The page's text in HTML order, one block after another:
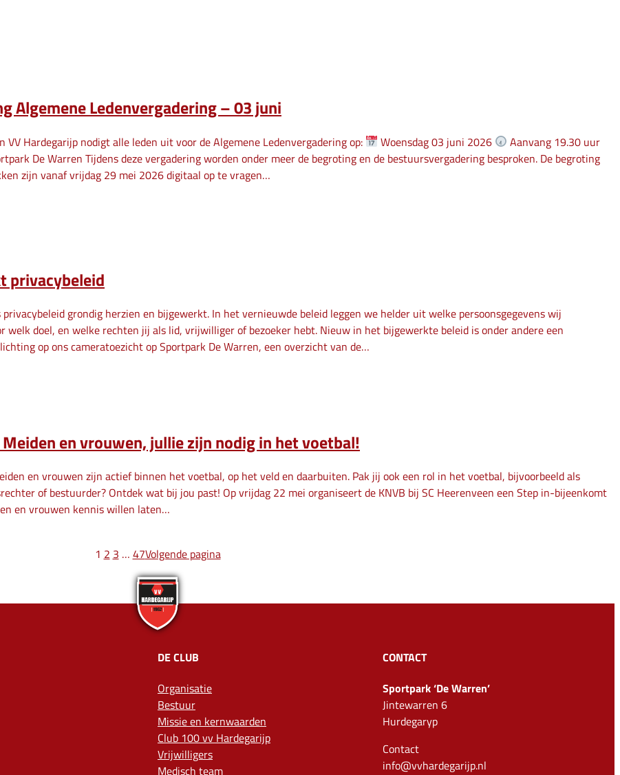
Algemene Ledenvergadering – 03 juni
VV Hardegarijp nodigt alle leden uit voor de Algemene Ledenvergadering op: Woensdag 03 juni 2026
Aanvang 19.30 uur
De Warren Tijdens deze vergadering worden onder meer de begroting en de bestuursvergadering besproken. De begroting
zijn vanaf vrijdag 29 mei 2026 digitaal op te vragen…
privacybeleid
privacybeleid grondig herzien en bijgewerkt. In het vernieuwde beleid leggen we helder uit welke persoonsgegevens wij
welk doel, en welke rechten jij als lid, vrijwilliger of bezoeker hebt. Nieuw in het bijgewerkte beleid is onder andere een
op ons cameratoezicht op Sportpark De Warren, een overzicht van de…
Meiden en vrouwen, jullie zijn nodig in het voetbal!
en vrouwen zijn actief binnen het voetbal, op het veld en daarbuiten. Pak jij ook een rol in het voetbal, bijvoorbeeld als
of bestuurder? Ontdek wat bij jou past! Op vrijdag 22 mei organiseert de KNVB bij SC Heerenveen een Step in-bijeenkomt
en vrouwen kennis willen laten…
1 2 3 … 47Volgende pagina
DE CLUB
Organisatie
Bestuur
Missie en kernwaarden
Club 100 vv Hardegarijp
Vrijwilligers
Medisch team
CONTACT
Sportpark ‘De Warren’
Jintewarren 6
Hurdegaryp
Contact
info@vvhardegarijp.nl